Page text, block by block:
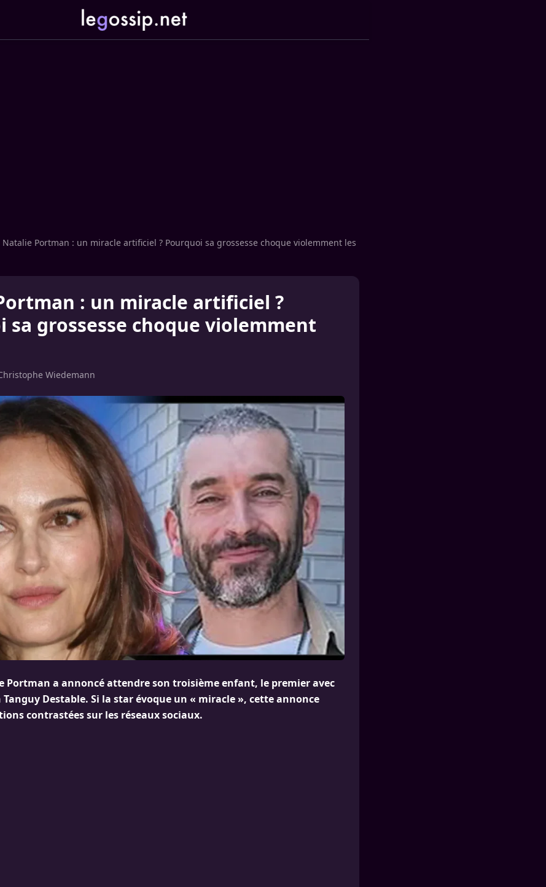
Natalie Portman : un miracle artificiel ? Pourquoi sa grossesse choque violemment les
: un miracle artificiel ?
sa grossesse choque violemment
Wiedemann
Portman a annoncé attendre son troisième enfant, le premier avec
Destable. Si la star évoque un « miracle », cette annonce
contrastées sur les réseaux sociaux.